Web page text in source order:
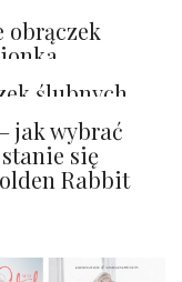
obrączek
ślubnych
jak wybrać
się
Rabbit